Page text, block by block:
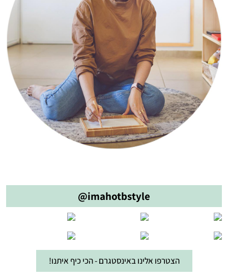
@imahotbstyle
הצטרפו אלינו באינסטגרם - הכי כיף איתנו!